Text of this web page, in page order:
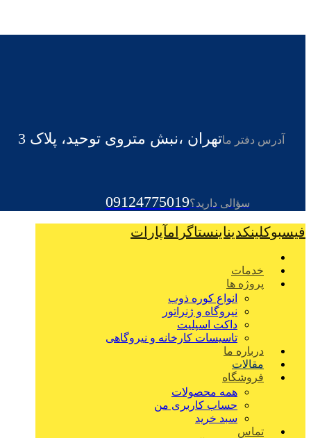
آدرس دفتر ماتهران ،نبش متروی توحید، پلاک 3
سؤالی دارید؟09124775019
فیسبوکلینکدیناینستاگرامآپارات
خدمات
پروژه ها
انواع کوره ذوب
نیروگاه و ژنراتور
داکت اسپلیت
تاسیسات کارخانه و نیروگاهی
درباره ما
مقالات
فروشگاه
همه محصولات
حساب کاربری من
سبد خرید
تماس